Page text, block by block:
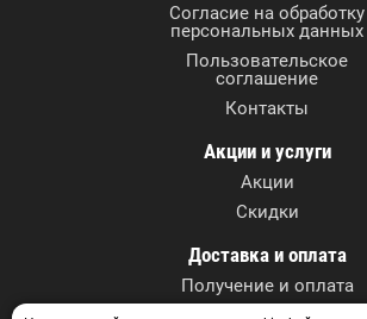
Согласие на обработку
персональных данных
Пользовательское
соглашение
Контакты
Акции и услуги
Акции
Скидки
Доставка и оплата
Получение и оплата